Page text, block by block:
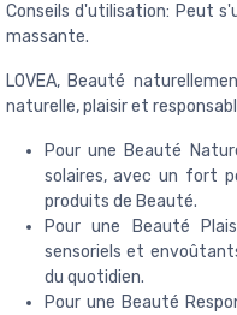
Conseils d'utilisation: Peut
massante.
LOVEA, Beauté
naturelle, plaisir et
Pour une Beauté
solaires, avec un fort
produits de Beauté.
Pour une Beauté
sensoriels et
du quotidien.
Pour une Beauté